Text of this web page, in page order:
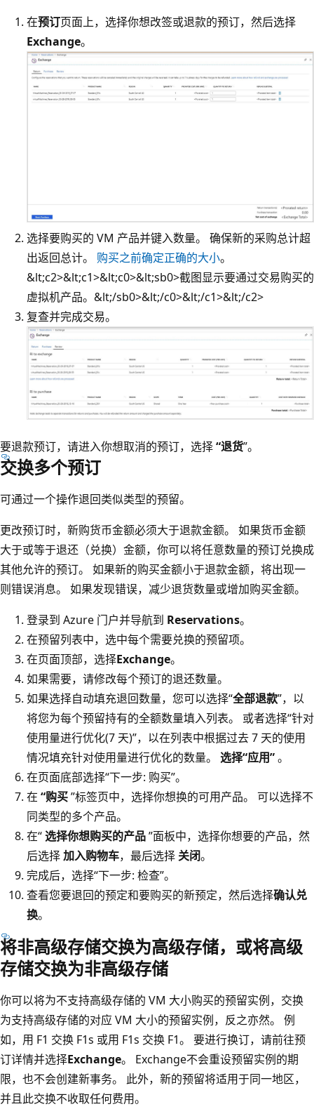
在预订页面上，选择你想改签或退款的预订，然后选择
Exchange。
选择要购买的 VM 产品并键入数量。 确保新的采购总计超
出返回总计。 购买之前确定正确的大小。
&​lt;c2>&​lt;c1>&​lt;c0>&​lt;sb0>截图显示要通过交易购买的
虚拟机产品。&​lt;/sb0>&​lt;/c0>&​lt;/c1>&​lt;/c2>
复查并完成交易。
要退款预订，请进入你想取消的预订，选择“退货”。
交换多个预订
可通过一个操作退回类似类型的预留。
更改预订时，新购货币金额必须大于退款金额。 如果货币金额
大于或等于退还（兑换）金额，你可以将任意数量的预订兑换成
其他允许的预订。 如果新的购买金额小于退款金额，将出现一
则错误消息。 如果发现错误，减少退货数量或增加购买金额。
登录到 Azure 门户并导航到 Reservations。
在预留列表中，选中每个需要兑换的预留项。
在页面顶部，选择Exchange。
如果需要，请修改每个预订的退还数量。
如果选择自动填充退回数量，您可以选择“全部退款”，以
将您为每个预留持有的全额数量填入列表。 或者选择“针对
使用量进行优化(7 天)”，以在列表中根据过去 7 天的使用
情况填充针对使用量进行优化的数量。 选择“应用”。
在页面底部选择“下一步: 购买”。
在 “购买”标签页中，选择你想换的可用产品。 可以选择不
同类型的多个产品。
在“选择你想购买的产品”面板中，选择你想要的产品，然
后选择加入购物车，最后选择 关闭。
完成后，选择“下一步: 检查”。
查看您要退回的预定和要购买的新预定，然后选择确认兑
换。
将非高级存储交换为高级存储，或将高级
存储交换为非高级存储
你可以将为不支持高级存储的 VM 大小购买的预留实例，交换
为支持高级存储的对应 VM 大小的预留实例，反之亦然。 例
如，用 F1 交换 F1s 或用 F1s 交换 F1。
要进行换订，请前往预
订详情并选择Exchange。 Exchange不会重设预留实例的期
限，也不会创建新事务。 此外，新的预留将适用于同一地区，
并且此交换不收取任何费用。